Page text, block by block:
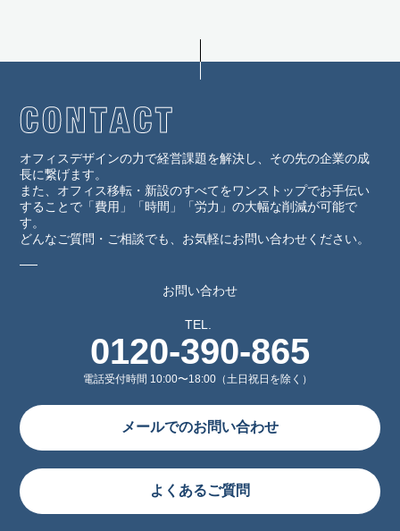
オフィスデザインの力で経営課題を解決し、その先の企業の成
長に繋げます。
また、オフィス移転・新設のすべてをワンストップでお手伝い
することで「費用」「時間」「労力」の大幅な削減が可能で
す。
どんなご質問・ご相談でも、お気軽にお問い合わせください。
お問い合わせ
TEL.
0120-390-865
電話受付時間 10:00〜18:00（土日祝日を除く）
メールでのお問い合わせ
よくあるご質問